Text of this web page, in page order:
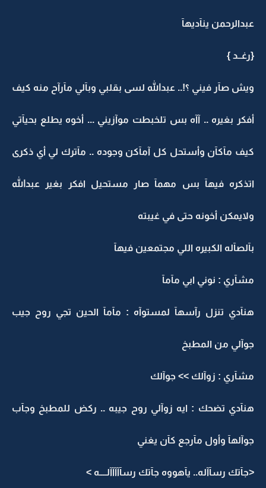
عبدالرحمن ينآديهآ
{رغــد }
ويش صآر فيني ؟!.. عبدالله لسى بقلبي وبآلي مآرآح منه كيف
أفكر بغيره .. آآه بس تلخبطت موآزيني ... أخوه يطلع بحيآتي
كيف مآكآن وأستحل كل آمآكن وجوده .. مآترك لي أي ذكرى
اتذكره فيهآ بس مهمآ صار مستحيل افكر بغير عبدالله
ولايمكن أخونه حتى في غيبته
بآلصآله الكبيره اللي مجتمعين فيهآ
مشآري : نوني ابي مآمآ
هنآدي تنزل رآسهآ لمستوآه : مآمآ الحين تجي روح جيب
جوآلي من المطبخ
مشآري : زوآلك >> جوآلك
هنآدي تضحك : ايه زوآلي روح جيبه .. ركض للمطبخ وجآب
جوآلهآ وأول مآرجع كآن يغني
<جآتك رسآآله.. يآهووه جآتك رسآآآآآلــــه >